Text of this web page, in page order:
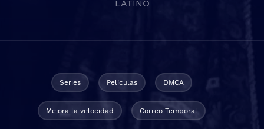
LATINO
Series Películas DMCA
Mejora la velocidad Correo Temporal